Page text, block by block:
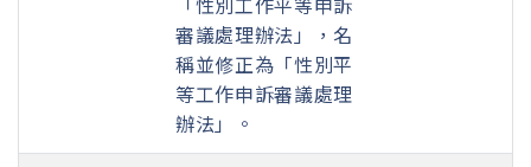
審議處理辦法」，名
稱並修正為「性別平
等工作申訴審議處理
辦法」。